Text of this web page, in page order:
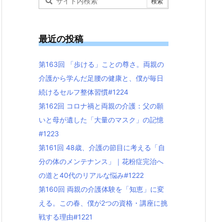
最近の投稿
第163回 「歩ける」ことの尊さ。両親の
介護から学んだ足腰の健康と、僕が毎日
続けるセルフ整体習慣#1224
第162回 コロナ禍と両親の介護：父の願
いと母が遺した「大量のマスク」の記憶
#1223
第161回 48歳、介護の節目に考える「自
分の体のメンテナンス」｜花粉症完治へ
の道と40代のリアルな悩み#1222
第160回 両親の介護体験を「知恵」に変
える。この春、僕が2つの資格・講座に挑
戦する理由#1221